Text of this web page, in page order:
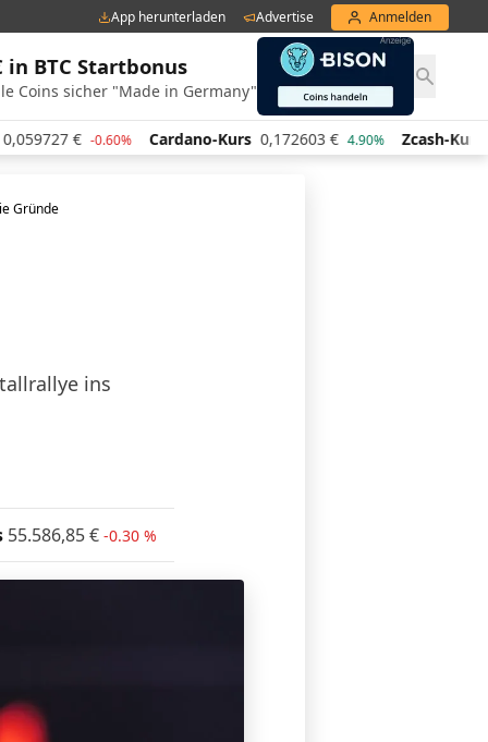
App herunterladen Advertise Anmelden
in BTC Startbonus
Coins sicher "Made in Germany"
€ -0.60% Cardano-Kurs 0,172603 € 4.90% Zcash-Kurs 435,79
Gründe
ins
55.586,85€ -0.30 %